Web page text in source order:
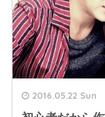
2016.05.22 Sun